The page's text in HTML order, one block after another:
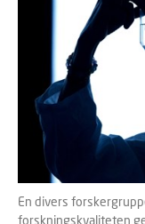
En divers
forskningskvaliteten